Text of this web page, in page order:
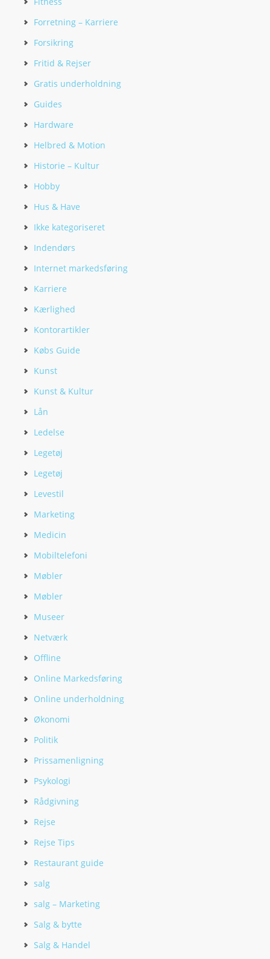
Forretning – Karriere
Forsikring
Fritid & Rejser
Gratis underholdning
Guides
Hardware
Helbred & Motion
Historie – Kultur
Hobby
Hus & Have
Ikke kategoriseret
Indendørs
Internet markedsføring
Karriere
Kærlighed
Kontorartikler
Købs Guide
Kunst
Kunst & Kultur
Lån
Ledelse
Legetøj
Legetøj
Levestil
Marketing
Medicin
Mobiltelefoni
Møbler
Møbler
Museer
Netværk
Offline
Online Markedsføring
Online underholdning
Økonomi
Politik
Prissamenligning
Psykologi
Rådgivning
Rejse
Rejse Tips
Restaurant guide
salg
salg – Marketing
Salg & bytte
Salg & Handel